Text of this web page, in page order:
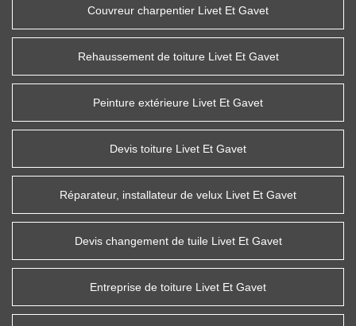
Couvreur charpentier Livet Et Gavet
Rehaussement de toiture Livet Et Gavet
Peinture extérieure Livet Et Gavet
Devis toiture Livet Et Gavet
Réparateur, installateur de velux Livet Et Gavet
Devis changement de tuile Livet Et Gavet
Entreprise de toiture Livet Et Gavet